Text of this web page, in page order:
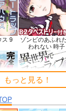
SKETCH 1
CHILD
円（税込）
Grand Order
タトロン・ジャンヌ
リス
サンプル
ス 9
ゾンビのあふれ
われない 時
異世界でスロー
もっと見る！